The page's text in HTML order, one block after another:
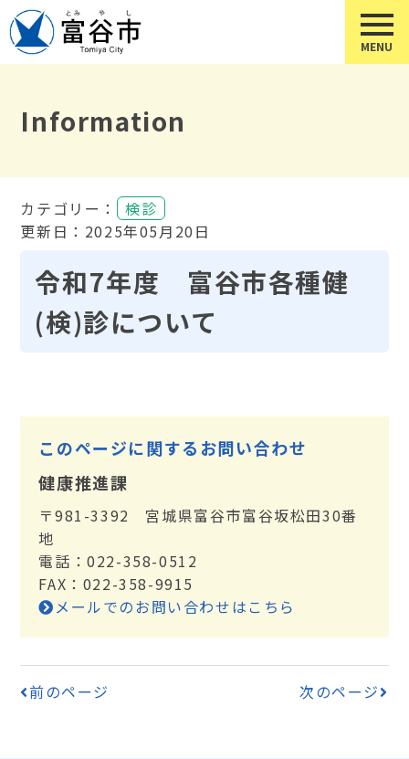
Information
カテゴリー：
検診
更新日：2025年05月20日
令和7年度 富谷市各種健
(検)診について
このページに関するお問い合わせ
健康推進課
〒981-3392 宮城県富谷市富谷坂松田30番
地
電話：022-358-0512
FAX：022-358-9915
メールでのお問い合わせはこちら
前のページ 次のページ